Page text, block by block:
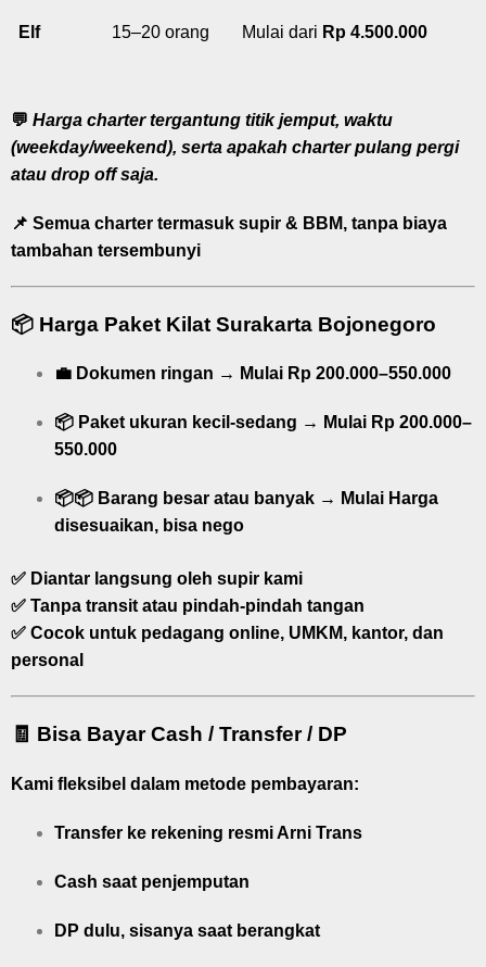
Elf 15–20 orang Mulai dari Rp 4.500.000
💬 Harga charter tergantung titik jemput, waktu
(weekday/weekend), serta apakah charter pulang pergi
atau drop off saja.
📌 Semua charter termasuk supir & BBM, tanpa biaya
tambahan tersembunyi
📦 Harga Paket Kilat Surakarta Bojonegoro
💼 Dokumen ringan → Mulai Rp 200.000–550.000
📦 Paket ukuran kecil-sedang → Mulai Rp 200.000–
550.000
📦📦 Barang besar atau banyak → Mulai Harga
disesuaikan, bisa nego
✅ Diantar langsung oleh supir kami
✅ Tanpa transit atau pindah-pindah tangan
✅ Cocok untuk pedagang online, UMKM, kantor, dan
personal
🧾 Bisa Bayar Cash / Transfer / DP
Kami fleksibel dalam metode pembayaran:
Transfer ke rekening resmi Arni Trans
Cash saat penjemputan
DP dulu, sisanya saat berangkat